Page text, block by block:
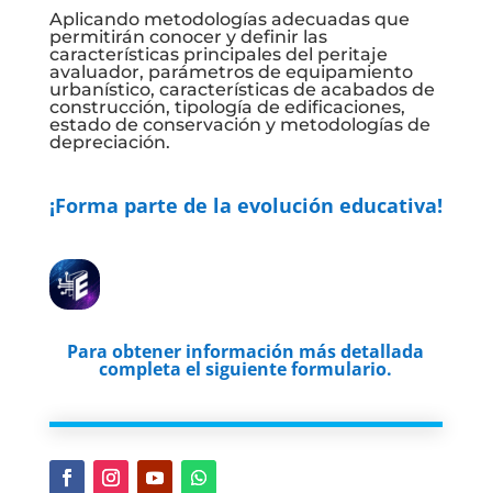
Aplicando metodologías adecuadas que
permitirán conocer y definir las
características principales del peritaje
avaluador, parámetros de equipamiento
urbanístico, características de acabados de
construcción, tipología de edificaciones,
estado de conservación y metodologías de
depreciación.
¡Forma parte de la evolución educativa!
Para obtener información más detallada
completa el siguiente formulario.